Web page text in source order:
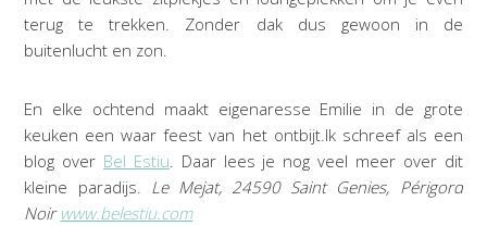
terug te trekken. Zonder dak dus gewoon in de
buitenlucht en zon.
En elke ochtend maakt eigenaresse Emilie in de grote
keuken een waar feest van het ontbijt.Ik schreef als een
blog over Bel Estiu. Daar lees je nog veel meer over dit
kleine paradijs. Le Mejat, 24590 Saint Genies, Périgord
Noir www.belestiu.com